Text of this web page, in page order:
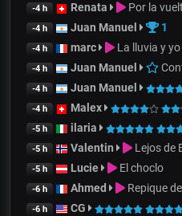
-4 h Renata Por la
-4 h Juan Manuel 1
-4 h marc La lluvia y yo
-4 h Juan Manuel
-4 h Juan Manuel
-4 h Malex
-5 h ilaria
-5 h Valentin Lejos de
-5 h Lucie El choclo
-6 h Ahmed Repique
-6 h CG